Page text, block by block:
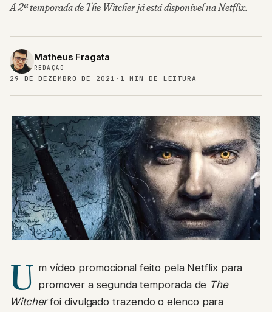
A 2ª temporada de The Witcher já está disponível na Netflix.
Matheus Fragata
REDAÇÃO
29 DE DEZEMBRO DE 2021 · 1 MIN DE LEITURA
U m vídeo promocional feito pela Netflix para
promover a segunda temporada de The
Witcherfoi divulgado trazendo o elenco para